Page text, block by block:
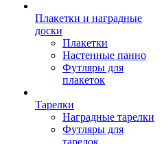
Плакетки и наградные
доски
Плакетки
Настенные панно
Футляры для
плакеток
Тарелки
Наградные тарелки
Футляры для
тарелок